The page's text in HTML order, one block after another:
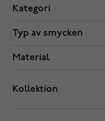
Kategori
Typ av smycken
Material
Kollektion